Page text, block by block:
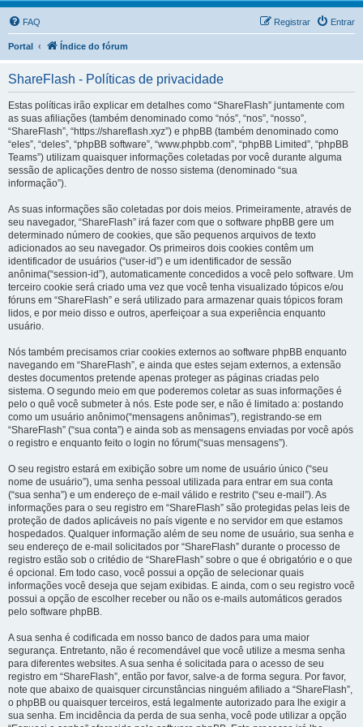
FAQ Entrar
Registrar
Portal Índice do fórum
ShareFlash - Políticas de privacidade
Estas políticas irão explicar em detalhes como “ShareFlash” juntamente com
as suas afiliações (também denominado como “nós”, “nos”, “nosso”,
“ShareFlash”, “https://shareflash.xyz”) e phpBB (também denominado como
“eles”, “deles”, “phpBB software”, “www.phpbb.com”, “phpBB Limited”, “phpBB
Teams”) utilizam quaisquer informações coletadas por você durante alguma
sessão de aplicações dentro de nosso sistema (denominado “sua
informação”).
As suas informações são coletadas por dois meios. Primeiramente, através de
seu navegador, “ShareFlash” irá fazer com que o software phpBB gere um
determinado número de cookies, que são pequenos arquivos de texto
adicionados ao seu navegador. Os primeiros dois cookies contêm um
identificador de usuários (“user-id”) e um identificador de sessão
anônima(“session-id”), automaticamente concedidos a você pelo software. Um
terceiro cookie será criado uma vez que você tenha visualizado tópicos e/ou
fóruns em “ShareFlash” e será utilizado para armazenar quais tópicos foram
lidos, e por meio disso e outros, aperfeiçoar a sua experiência enquanto
usuário.
Nós também precisamos criar cookies externos ao software phpBB enquanto
navegando em “ShareFlash”, e ainda que estes sejam externos, a extensão
destes documentos pretende apenas proteger as páginas criadas pelo
sistema. O segundo meio em que poderemos coletar as suas informações é
pelo o quê você submeter à nós. Este pode ser, e não é limitado a: postando
como um usuário anônimo(“mensagens anônimas”), registrando-se em
“ShareFlash” (“sua conta”) e ainda sob as mensagens enviadas por você após
o registro e enquanto feito o login no fórum(“suas mensagens”).
O seu registro estará em exibição sobre um nome de usuário único (“seu
nome de usuário”), uma senha pessoal utilizada para entrar em sua conta
(“sua senha”) e um endereço de e-mail válido e restrito (“seu e-mail”). As
informações para o seu registro em “ShareFlash” são protegidas pelas leis de
proteção de dados aplicáveis no país vigente e no servidor em que estamos
hospedados. Qualquer informação além de seu nome de usuário, sua senha e
seu endereço de e-mail solicitados por “ShareFlash” durante o processo de
registro estão sob o critédio de “ShareFlash” sobre o que é obrigatório e o que
é opcional. Em todo caso, você possui a opção de selecionar quais
informações você deseja que sejam exibidas. E ainda, com o seu registro você
possui a opção de escolher receber ou não os e-mails automáticos gerados
pelo software phpBB.
A sua senha é codificada em nosso banco de dados para uma maior
segurança. Entretanto, não é recomendável que você utilize a mesma senha
para diferentes websites. A sua senha é solicitada para o acesso de seu
registro em “ShareFlash”, então por favor, salve-a de forma segura. Por favor,
note que abaixo de quaisquer circunstâncias ninguém afiliado a “ShareFlash”,
o phpBB ou quaisquer terceiros, está legalmente autorizado para lhe exigir a
sua senha. Em incidência da perda de sua senha, você pode utilizar a opção